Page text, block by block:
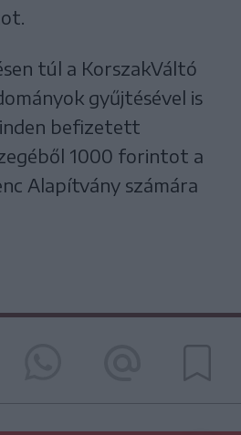
túl a KorszakVáltó
gyűjtésével is
befizetett
1000 forintot a
Alapítvány számára